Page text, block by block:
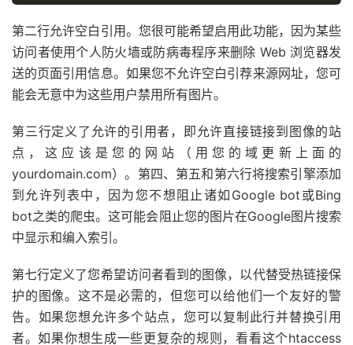
第二行允许空白引用。您很可能希望启用此功能，因为某些
访问者使用个人防火墙或防病毒程序来删除 Web 浏览器发
送的页面引用信息。如果您不允许空白引荐来源网址，您可
能会无意中为这些用户禁用所有图片。
第三行定义了允许的引用者，即允许直接链接到图像的站
点，这应该是您的网站（用您的域更新上面的
yourdomain.com）。第四、第五和第六行将搜索引擎添加
到允许列表中，因为您不想阻止诸如Google bot或Bing
bot之类的爬虫。这可能会阻止您的图片在Google图片搜索
中显示和编入索引。
第七行定义了您希望访问者看到的图像，以代替受热链接保
护的图像。这不是必需的，但您可以给他们一个友好的警
告。如果您想允许多个站点，您可以复制此行并替换引用
者。如果你想生成一些更复杂的规则，看看这个htaccess